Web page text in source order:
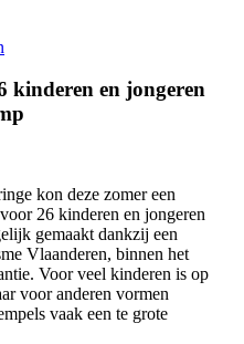
kinderen en jongeren
kon deze zomer een
26 kinderen en jongeren
gemaakt dankzij een
Vlaanderen, binnen het
Voor veel kinderen is op
voor anderen vormen
vaak een te grote